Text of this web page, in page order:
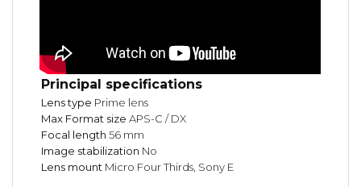
Principal specifications
Lens type Prime lens
Max Format size APS-C / DX
Focal length56 mm
Image stabilization No
Lens mount Micro Four Thirds, Sony E